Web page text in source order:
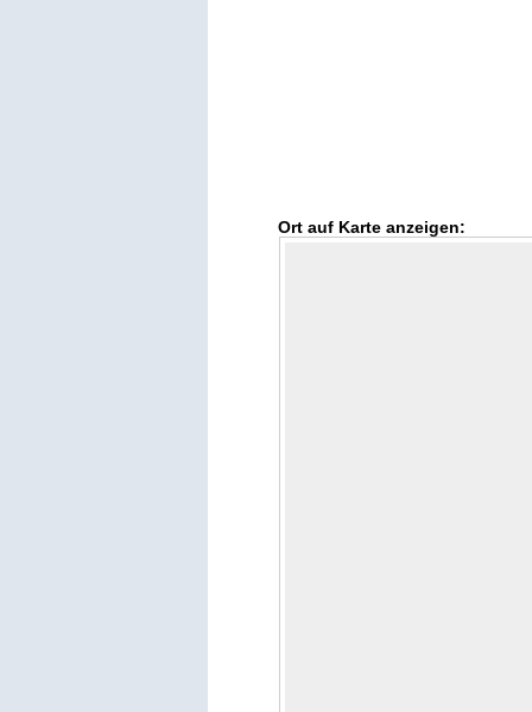
Ort auf Karte anzeigen: